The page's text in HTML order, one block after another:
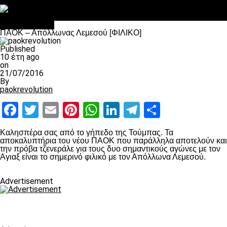
ΠΑΟΚ – Απόλλωνας Λεμεσού [ΦΙΛΙΚΟ]
Published
10 έτη ago
on
21/07/2016
By
paokrevolution
Facebook
Twitter
EmailPinterest
WhatsApp
LinkedIn
Telegram
Καλησπέρα σας από το γήπεδο της Τούμπας. Τα
αποκαλυπτήρια του νέου ΠΑΟΚ που παράλληλα αποτελούν και
την πρόβα τζενεράλε για τους δυο σημαντικούς αγώνες με τον
Αγιαξ είναι το σημερινό φιλικό με τον Απόλλωνα Λεμεσού.
Advertisement